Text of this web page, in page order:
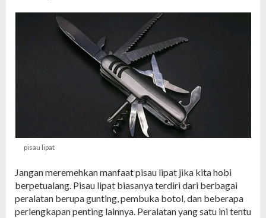
pisau lipat
Jangan meremehkan manfaat pisau lipat jika kita hobi
berpetualang. Pisau lipat biasanya terdiri dari berbagai
peralatan berupa gunting, pembuka botol, dan beberapa
perlengkapan penting lainnya. Peralatan yang satu ini tentu